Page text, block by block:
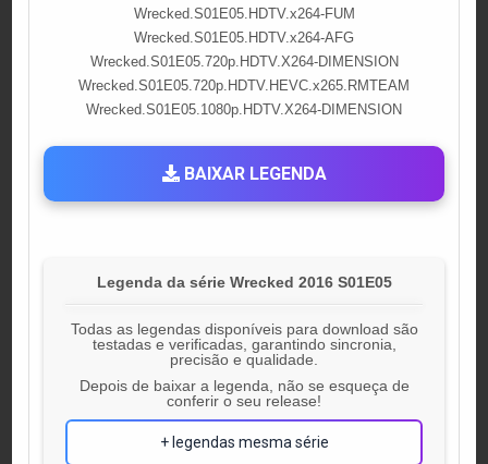
Wrecked.S01E05.HDTV.x264-FUM
Wrecked.S01E05.HDTV.x264-AFG
Wrecked.S01E05.720p.HDTV.X264-DIMENSION
Wrecked.S01E05.720p.HDTV.HEVC.x265.RMTEAM
Wrecked.S01E05.1080p.HDTV.X264-DIMENSION
BAIXAR LEGENDA
Legenda da série Wrecked 2016 S01E05
Todas as legendas disponíveis para download são
testadas e verificadas, garantindo sincronia,
precisão e qualidade.
Depois de baixar a legenda, não se esqueça de
conferir o seu release!
+ legendas mesma série